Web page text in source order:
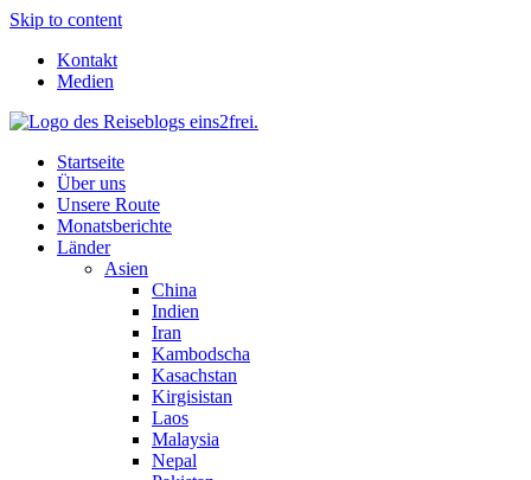
Skip to content
Kontakt
Medien
Startseite
Über uns
Unsere Route
Monatsberichte
Länder
Asien
China
Indien
Iran
Kambodscha
Kasachstan
Kirgisistan
Laos
Malaysia
Nepal